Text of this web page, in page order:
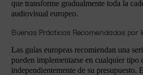
que transforme gradualmente toda la
audiovisual europeo.
Buenas Prácticas Recomendadas por
Las guías europeas recomiendan una
pueden implementarse en cualquier tipo
independientemente de su presupuesto.